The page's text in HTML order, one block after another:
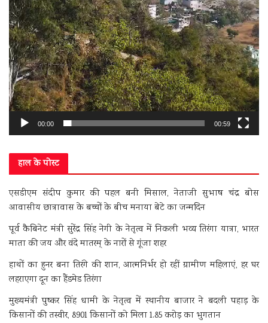
00:00 00:59
हाल के पोस्ट
एसडीएम संदीप कुमार की पहल बनी मिसाल, नेताजी सुभाष चंद्र बोस
आवासीय छात्रावास के बच्चों के बीच मनाया बेटे का जन्मदिन
पूर्व कैबिनेट मंत्री सुरेंद्र सिंह नेगी के नेतृत्व में निकली भव्य तिरंगा यात्रा, भारत
माता की जय और वंदे मातरम् के नारों से गूंजा शहर
हाथों का हुनर बना तिरंगे की शान, आत्मनिर्भर हो रहीं ग्रामीण महिलाएं, हर घर
लहराएगा दून का हैंडमेड तिरंगा
मुख्यमंत्री पुष्कर सिंह धामी के नेतृत्व में स्थानीय बाजार ने बदली पहाड़ के
किसानों की तस्वीर, 8901 किसानों को मिला 1.85 करोड़ का भुगतान